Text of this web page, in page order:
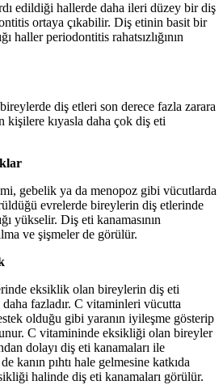
edildiği hallerde daha ileri düzey bir diş
ortaya çıkabilir. Diş etinin basit bir
haller periodontitis rahatsızlığının
diş etleri son derece fazla zarara
kişilere kıyasla daha çok diş eti
gebelik ya da menopoz gibi vücutlarda
evrelerde bireylerin diş etlerinde
yükselir. Diş eti kanamasının
ve şişmeler de görülür.
eksiklik olan bireylerin diş eti
fazladır. C vitaminleri vücutta
olduğu gibi yaranın iyileşme gösterip
C vitamininde eksikliği olan bireyler
dolayı diş eti kanamaları ile
kanın pıhtı hale gelmesine katkıda
halinde diş eti kanamaları görülür.